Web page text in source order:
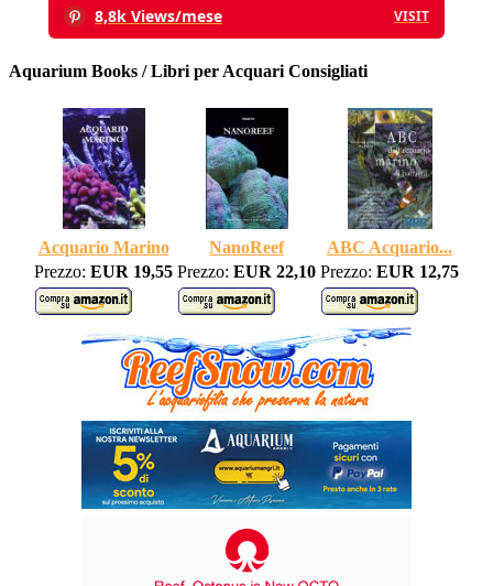
8,8k Views/mese VISIT
Aquarium Books / Libri per Acquari Consigliati
Acquario Marino NanoReef
ABC Acquario...
Prezzo: EUR 19,55 Prezzo: EUR 22,10 Prezzo: EUR 12,75